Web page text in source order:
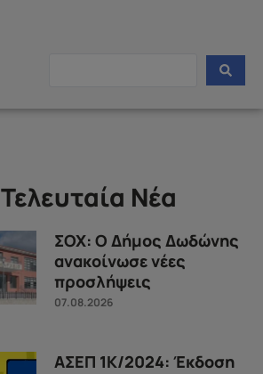
Τελευταία Νέα
ΣΟΧ: Ο Δήμος Δωδώνης
ανακοίνωσε νέες
προσλήψεις
07.08.2026
ΑΣΕΠ 1Κ/2024: Έκδοση